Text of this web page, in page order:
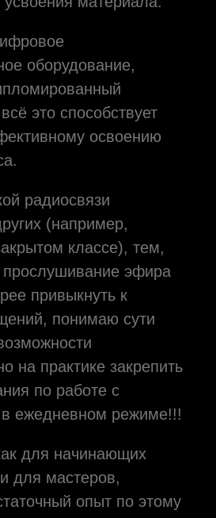
оборудование,
это способствует
освоению
радиосвязи
(например,
классе), тем,
прослушивание эфира
привыкнуть к
понимаю сути
на практике закрепить
по работе с
в ежедневном режиме!!!
для начинающих
для мастеров,
опыт по этому